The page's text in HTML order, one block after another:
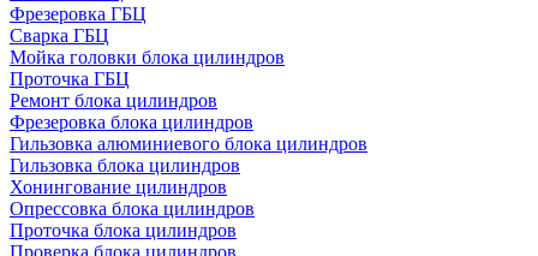
Фрезеровка ГБЦ
Сварка ГБЦ
Мойка головки блока цилиндров
Проточка ГБЦ
Ремонт блока цилиндров
Фрезеровка блока цилиндров
Гильзовка алюминиевого блока цилиндров
Гильзовка блока цилиндров
Хонингование цилиндров
Опрессовка блока цилиндров
Проточка блока цилиндров
Проверка блока цилиндров